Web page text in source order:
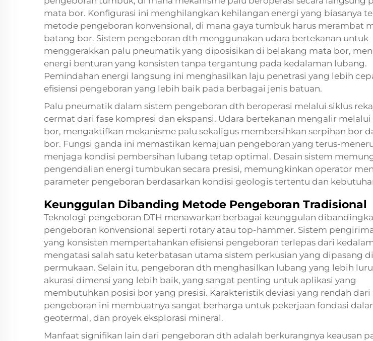
mata bor. Konfigurasi ini menghilangkan kehilangan energi yang biasanya
metode pengeboran konvensional, di mana gaya tumbuk harus merambat
batang bor. Sistem pengeboran dth menggunakan udara bertekanan untuk
menggerakkan palu pneumatik yang diposisikan di belakang mata bor,
energi benturan yang konsisten tanpa tergantung pada kedalaman lubang.
Pemindahan energi langsung ini menghasilkan laju penetrasi yang lebih
efisiensi pengeboran yang lebih baik pada berbagai jenis batuan.
Palu pneumatik dalam sistem pengeboran dth beroperasi melalui siklus
cermat dari fase kompresi dan ekspansi. Udara bertekanan mengalir melalui
bor, mengaktifkan mekanisme palu sekaligus membersihkan serpihan bor
bor. Fungsi ganda ini memastikan kemajuan pengeboran yang terus-
menjaga kondisi pembersihan lubang tetap optimal. Desain sistem
pengendalian energi tumbukan secara presisi, memungkinkan operator
parameter pengeboran berdasarkan kondisi geologis tertentu dan
Keunggulan Dibanding Metode Pengeboran Tradisional
Teknologi pengeboran DTH menawarkan berbagai keunggulan
pengeboran konvensional seperti rotary atau top-hammer. Sistem
yang konsisten mempertahankan efisiensi pengeboran terlepas dari
mengatasi salah satu keterbatasan utama sistem perkusian yang dipasang di
permukaan. Selain itu, pengeboran dth menghasilkan lubang yang lebih
akurasi dimensi yang lebih baik, yang sangat penting untuk aplikasi yang
membutuhkan posisi bor yang presisi. Karakteristik deviasi yang rendah
pengeboran ini membuatnya sangat berharga untuk pekerjaan fondasi
geotermal, dan proyek eksplorasi mineral.
Manfaat signifikan lain dari pengeboran dth adalah berkurangnya keausan